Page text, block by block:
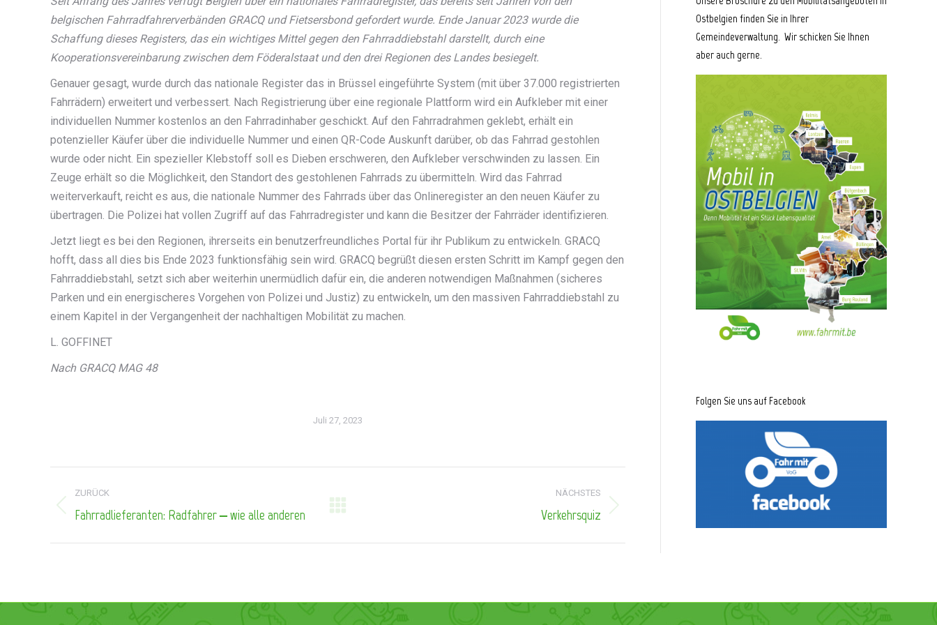
belgischen Fahrradfahrerverbänden GRACQ und Fietsersbond gefordert wurde. Ende Januar 2023 wurde die
Schaffung dieses Registers, das ein wichtiges Mittel gegen den Fahrraddiebstahl darstellt, durch eine
Kooperationsvereinbarung zwischen dem Föderalstaat und den drei Regionen des Landes besiegelt.
Genauer gesagt, wurde durch das nationale Register das in Brüssel eingeführte System (mit über 37.000 registrierten
Fahrrädern) erweitert und verbessert. Nach Registrierung über eine regionale Plattform wird ein Aufkleber mit einer
individuellen Nummer kostenlos an den Fahrradinhaber geschickt. Auf den Fahrradrahmen geklebt, erhält ein
potenzieller Käufer über die individuelle Nummer und einen QR-Code Auskunft darüber, ob das Fahrrad gestohlen
wurde oder nicht. Ein spezieller Klebstoff soll es Dieben erschweren, den Aufkleber verschwinden zu lassen. Ein
Zeuge erhält so die Möglichkeit, den Standort des gestohlenen Fahrrads zu übermitteln. Wird das Fahrrad
weiterverkauft, reicht es aus, die nationale Nummer des Fahrrads über das Onlineregister an den neuen Käufer zu
übertragen. Die Polizei hat vollen Zugriff auf das Fahrradregister und kann die Besitzer der Fahrräder identifizieren.
Jetzt liegt es bei den Regionen, ihrerseits ein benutzerfreundliches Portal für ihr Publikum zu entwickeln. GRACQ
hofft, dass all dies bis Ende 2023 funktionsfähig sein wird. GRACQ begrüßt diesen ersten Schritt im Kampf gegen den
Fahrraddiebstahl, setzt sich aber weiterhin unermüdlich dafür ein, die anderen notwendigen Maßnahmen (sicheres
Parken und ein energischeres Vorgehen von Polizei und Justiz) zu entwickeln, um den massiven Fahrraddiebstahl zu
einem Kapitel in der Vergangenheit der nachhaltigen Mobilität zu machen.
L. GOFFINET
Nach GRACQ MAG 48
Juli 27, 2023
Kommentarnavigation
ZURÜCK
Vorheriger
Fahrradlieferanten: Radfahrer ‒ wie alle anderen
NÄCHSTES
Verkehrsquiz
Ostbelgien finden Sie in Ihrer
Gemeindeverwaltung. Wir schicken Sie Ihnen
aber auch gerne.
Folgen Sie uns auf Facebook